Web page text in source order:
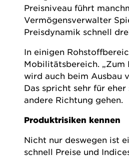
Preisniveau führt
Vermögensverwalter
Preisdynamik schnell
In einigen
Mobilitätsbereich.
wird auch beim Ausbau
Das spricht sehr für
andere Richtung gehen.
Produktrisiken kennen
Nicht nur deswegen ist
schnell Preise und